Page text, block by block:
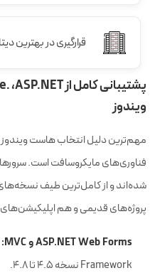
قرارگیری در بهترین
ویندوز
مهم‌ترین دلیل انتخاب هاست
فناوری‌های مایکروسافت است.
شده‌اند و از کامل‌ترین طیف
پروژه‌های قدیمی و هم
ASP.NET Web Forms و MVC:
Framework نسخه ۴.۵ تا ۴.۸.